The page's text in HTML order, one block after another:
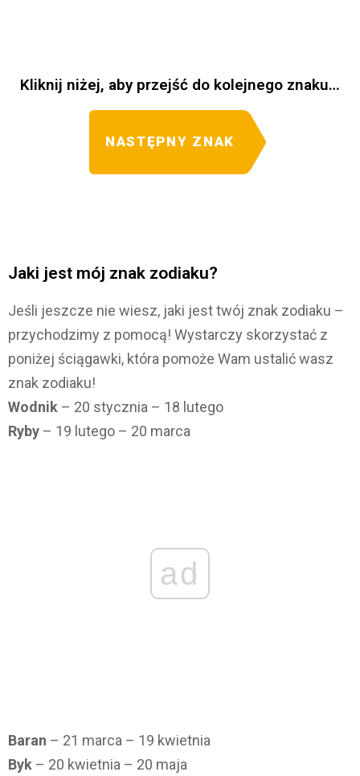
Kliknij niżej, aby przejść do kolejnego znaku…
NASTĘPNY ZNAK
Jaki jest mój znak zodiaku?
Jeśli jeszcze nie wiesz, jaki jest twój znak zodiaku –
przychodzimy z pomocą! Wystarczy skorzystać z
poniżej ściągawki, która pomoże Wam ustalić wasz
znak zodiaku!
Wodnik – 20 stycznia – 18 lutego
Ryby – 19 lutego – 20 marca
ad
Baran – 21 marca – 19 kwietnia
Byk – 20 kwietnia – 20 maja